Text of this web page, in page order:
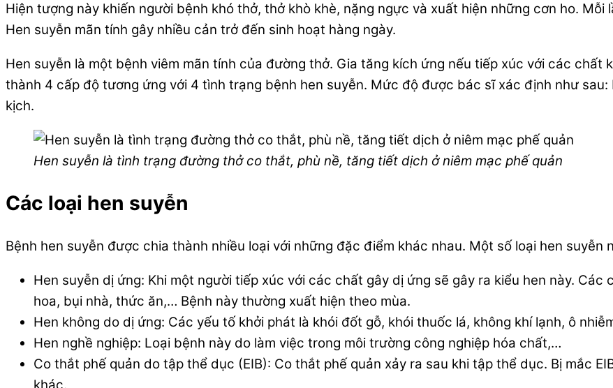
Hiện tượng này khiến người bệnh khó thở, thở khò khè, nặng ngực và xuất hiện những cơn ho.
Hen suyễn mãn tính gây nhiều cản trở đến sinh hoạt hàng ngày.
Hen suyễn là một bệnh viêm mãn tính của đường thở. Gia tăng kích ứng nếu tiếp xúc với các
thành 4 cấp độ tương ứng với 4 tình trạng bệnh hen suyễn. Mức độ được bác sĩ xác định như sau:
kịch.
Hen suyễn là tình trạng đường thở co thắt, phù nề, tăng tiết dịch ở niêm mạc phế quản
Các loại hen suyễn
Bệnh hen suyễn được chia thành nhiều loại với những đặc điểm khác nhau. Một số loại hen suyễn
Hen suyễn dị ứng: Khi một người tiếp xúc với các chất gây dị ứng sẽ gây ra kiểu hen này.
hoa, bụi nhà, thức ăn,… Bệnh này thường xuất hiện theo mùa.
Hen không do dị ứng: Các yếu tố khởi phát là khói đốt gỗ, khói thuốc lá, không khí lạnh, ô
Hen nghề nghiệp: Loại bệnh này do làm việc trong môi trường công nghiệp hóa chất,…
Co thắt phế quản do tập thể dục (EIB): Co thắt phế quản xảy ra sau khi tập thể dục. Bị mắc
khác.